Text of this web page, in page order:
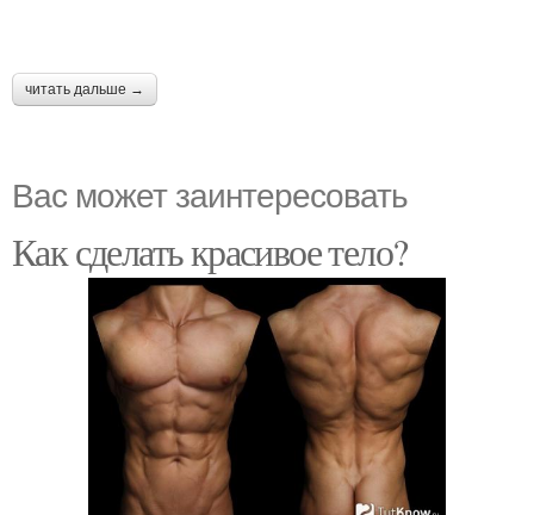
читать дальше →
Вас может заинтересовать
Как сделать красивое тело?